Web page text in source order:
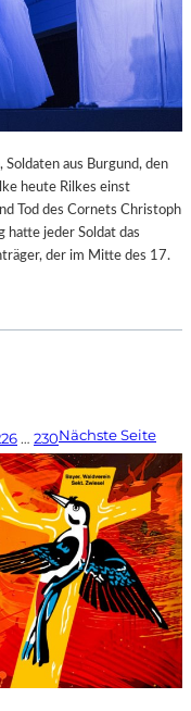
aus Burgund, den
heute Rilkes einst
Tod des Cornets Christoph
hatte jeder Soldat das
der im Mitte des 17.
… 230Nächste Seite